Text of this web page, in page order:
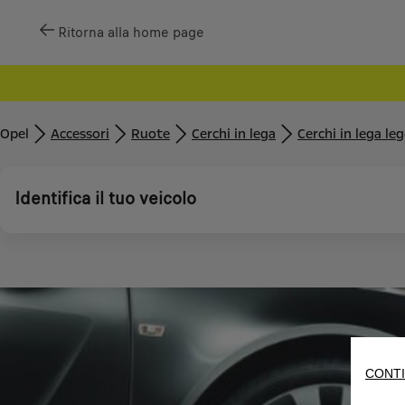
Ritorna alla home page
Opel Accessori Ruote Cerchi in lega Cerchi in lega
Identifica il tuo veicolo